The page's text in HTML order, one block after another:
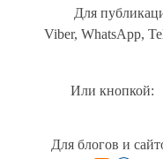
Для
Viber, WhatsApp,
Или кнопкой:
Для блогов и